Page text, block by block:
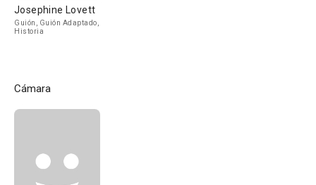
Josephine Lovett
Guión, Guión Adaptado,
Historia
Cámara